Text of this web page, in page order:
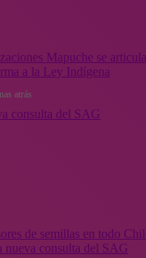
Mapuche se
a la Ley Indígena
atrás
de semillas en todo
nueva consulta del SAG